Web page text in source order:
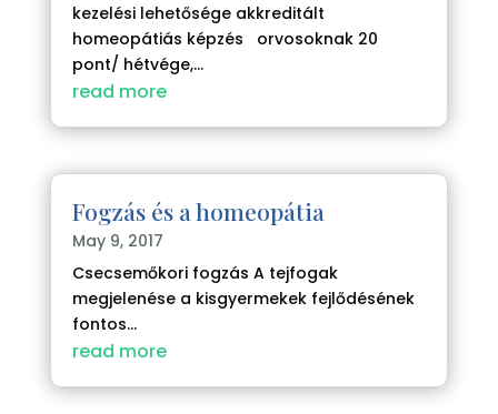
kezelési lehetősége akkreditált
homeopátiás képzés orvosoknak 20
pont/ hétvége,...
read more
Fogzás és a homeopátia
May 9, 2017
Csecsemőkori fogzás A tejfogak
megjelenése a kisgyermekek fejlődésének
fontos...
read more